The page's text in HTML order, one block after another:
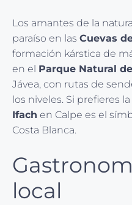
Los amantes de la
paraíso en las Cuevas
formación kárstica de
en el Parque Natural
Jávea, con rutas de
los niveles. Si prefieres
Ifach en Calpe es el
Costa Blanca.
local